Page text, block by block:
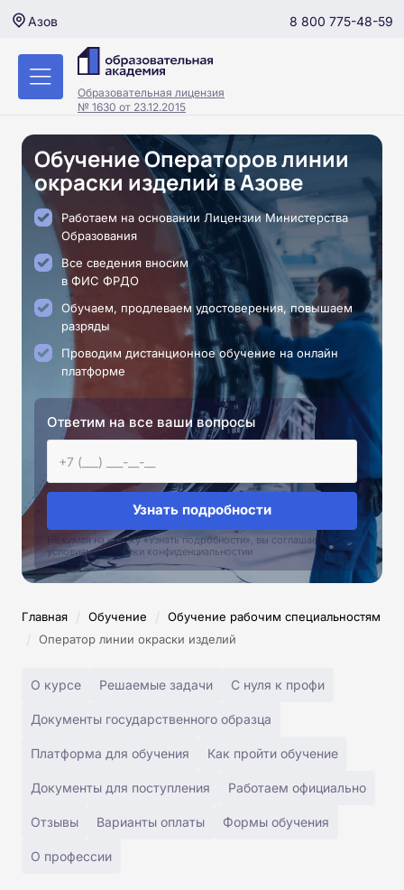
Азов 8 800 775-48-59
Образовательная лицензия
№ 1630 от 23.12.2015
Обучение Операторов линии
окраски изделий в Азове
Работаем на основании Лицензии Министерства
Образования
Все сведения вносим
в ФИС ФРДО
Обучаем, продлеваем удостоверения, повышаем
разряды
Проводим дистанционное обучение на онлайн
платформе
Ответим на все ваши вопросы
Узнать подробности
Нажимая на кнопку «Узнать подробности», вы соглашаетесь с
условиями политики конфиденциальностии
Главная / Обучение / Обучение рабочим специальностям
/ Оператор линии окраски изделий
О курсе Решаемые задачи С нуля к профи
Документы государственного образца
Платформа для обучения Как пройти обучение
Документы для поступления Работаем официально
Отзывы Варианты оплаты Формы обучения
О профессии